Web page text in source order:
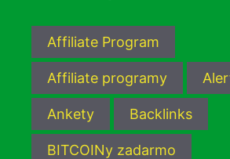
Affiliate Program
Affiliate programy
Ankety Backlinks
BITCOINy zadarmo